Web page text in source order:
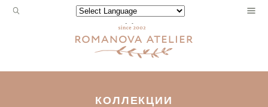
Запрос
Powered by
КОЛЛЕКЦИИ